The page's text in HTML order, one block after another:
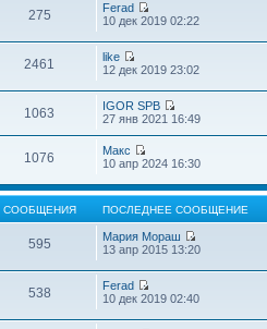
275
Ferad
10 дек 2019 02:22
2461
like
12 дек 2019 23:02
1063
IGOR SPB
27 янв 2021 16:49
1076
Макс
10 апр 2024 16:30
СООБЩЕНИЯ ПОСЛЕДНЕЕ СООБЩЕНИЕ
595
Мария Мораш
13 апр 2015 13:20
538
Ferad
10 дек 2019 02:40